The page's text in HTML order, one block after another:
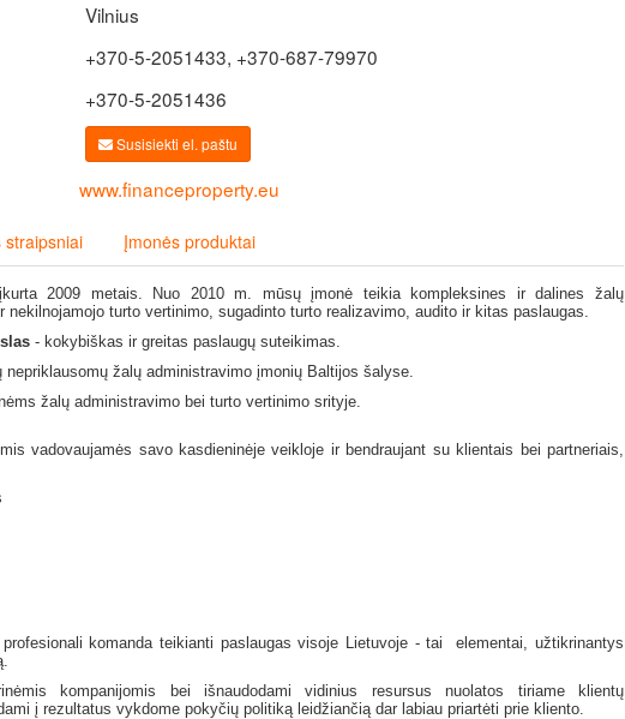
Vilnius
+370-5-2051433, +370-687-79970
+370-5-2051436
Susisiekti el. paštu
www.financeproperty.eu
straipsniai Įmonės produktai
2009 metais. Nuo 2010 m. mūsų įmonė teikia kompleksines ir dalines žalų
nekilnojamojo turto vertinimo, sugadinto turto realizavimo, audito ir kitas paslaugas.
- kokybiškas ir greitas paslaugų suteikimas.
nepriklausomų žalų administravimo įmonių Baltijos šalyse.
žalų administravimo bei turto vertinimo srityje.
vadovaujamės savo kasdieninėje veikloje ir bendraujant su klientais bei partneriais,
komanda teikianti paslaugas visoje Lietuvoje - tai elementai, užtikrinantys
kompanijomis bei išnaudodami vidinius resursus nuolatos tiriame klientų
į rezultatus vykdome pokyčių politiką leidžiančią dar labiau priartėti prie kliento.